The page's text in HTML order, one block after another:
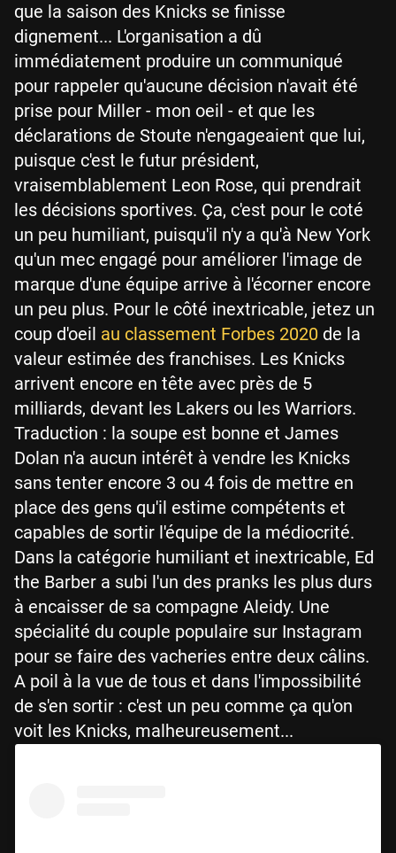
que la saison des Knicks se finisse
dignement... L'organisation a dû
immédiatement produire un communiqué
pour rappeler qu'aucune décision n'avait été
prise pour Miller - mon oeil - et que les
déclarations de Stoute n'engageaient que lui,
puisque c'est le futur président,
vraisemblablement Leon Rose, qui prendrait
les décisions sportives. Ça, c'est pour le coté
un peu humiliant, puisqu'il n'y a qu'à New York
qu'un mec engagé pour améliorer l'image de
marque d'une équipe arrive à l'écorner encore
un peu plus. Pour le côté inextricable, jetez un
coup d'oeil au classement Forbes 2020 de la
valeur estimée des franchises. Les Knicks
arrivent encore en tête avec près de 5
milliards, devant les Lakers ou les Warriors.
Traduction : la soupe est bonne et James
Dolan n'a aucun intérêt à vendre les Knicks
sans tenter encore 3 ou 4 fois de mettre en
place des gens qu'il estime compétents et
capables de sortir l'équipe de la médiocrité.
Dans la catégorie humiliant et inextricable, Ed
the Barber a subi l'un des pranks les plus durs
à encaisser de sa compagne Aleidy. Une
spécialité du couple populaire sur Instagram
pour se faire des vacheries entre deux câlins.
A poil à la vue de tous et dans l'impossibilité
de s'en sortir : c'est un peu comme ça qu'on
voit les Knicks, malheureusement...